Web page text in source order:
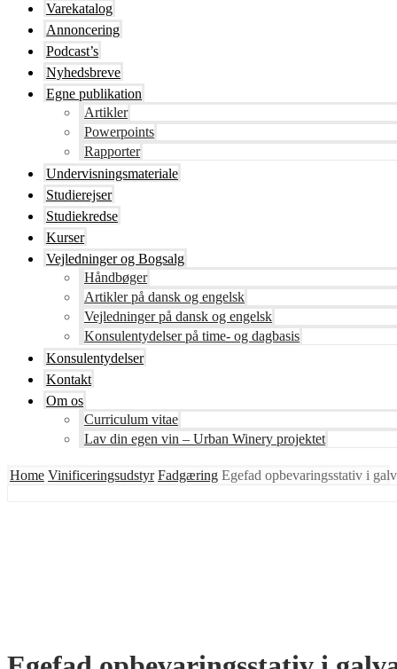
Varekatalog
Annoncering
Podcast’s
Nyhedsbreve
Egne publikation
Artikler
Powerpoints
Rapporter
Undervisningsmateriale
Studierejser
Studiekredse
Kurser
Vejledninger og Bogsalg
Håndbøger
Artikler på dansk og engelsk
Vejledninger på dansk og engelsk
Konsulentydelser på time- og dagbasis
Konsulentydelser
Kontakt
Om os
Curriculum vitae
Lav din egen vin – Urban Winery projektet
Home Vinificeringsudstyr Fadgæring Egefad opbevaringsstativ i